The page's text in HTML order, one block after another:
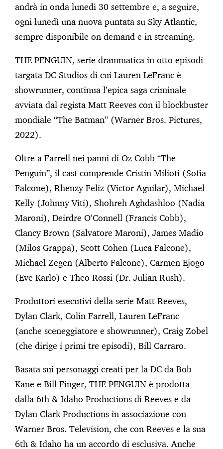
andrà in onda lunedì 30 settembre e, a seguire,
ogni lunedì una nuova puntata su Sky Atlantic,
sempre disponibile on demand e in streaming.
THE PENGUIN, serie drammatica in otto episodi
targata DC Studios di cui Lauren LeFranc è
showrunner, continua l’epica saga criminale
avviata dal regista Matt Reeves con il blockbuster
mondiale “The Batman” (Warner Bros. Pictures,
2022).
Oltre a Farrell nei panni di Oz Cobb “The
Penguin”, il cast comprende Cristin Milioti (Sofia
Falcone), Rhenzy Feliz (Victor Aguilar), Michael
Kelly (Johnny Viti), Shohreh Aghdashloo (Nadia
Maroni), Deirdre O’Connell (Francis Cobb),
Clancy Brown (Salvatore Maroni), James Madio
(Milos Grappa), Scott Cohen (Luca Falcone),
Michael Zegen (Alberto Falcone), Carmen Ejogo
(Eve Karlo) e Theo Rossi (Dr. Julian Rush).
Produttori esecutivi della serie Matt Reeves,
Dylan Clark, Colin Farrell, Lauren LeFranc
(anche sceneggiatore e showrunner), Craig Zobel
(che dirige i primi tre episodi), Bill Carraro.
Basata sui personaggi creati per la DC da Bob
Kane e Bill Finger, THE PENGUIN è prodotta
dalla 6th & Idaho Productions di Reeves e da
Dylan Clark Productions in associazione con
Warner Bros. Television, che con Reeves e la sua
6th & Idaho ha un accordo di esclusiva. Anche